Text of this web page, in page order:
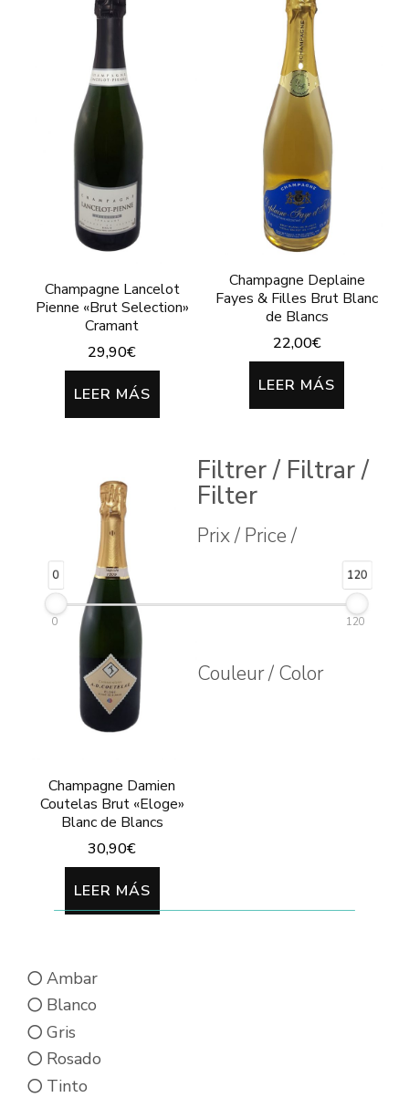
Champagne Lancelot
Pienne «Brut Selection»
Cramant
29,90€
LEER MÁS
Champagne Deplaine
Fayes & Filles Brut Blanc
de Blancs
22,00€
LEER MÁS
Champagne Damien
Coutelas Brut «Eloge»
Blanc de Blancs
30,90€
LEER MÁS
Filtrer / Filtrar /
Filter
Prix / Price /
0 120
0 120
Couleur / Color
Ambar
Blanco
Gris
Rosado
Tinto